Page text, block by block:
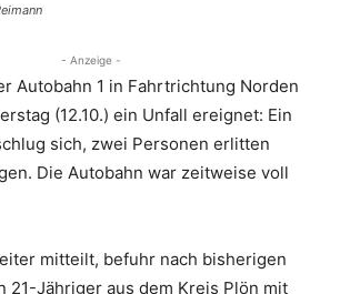
- Anzeige -
Autobahn 1 in Fahrtrichtung Norden
(12.10.) ein Unfall ereignet: Ein
sich, zwei Personen erlitten
Die Autobahn war zeitweise voll
mitteilt, befuhr nach bisherigen
21-Jähriger aus dem Kreis Plön mit